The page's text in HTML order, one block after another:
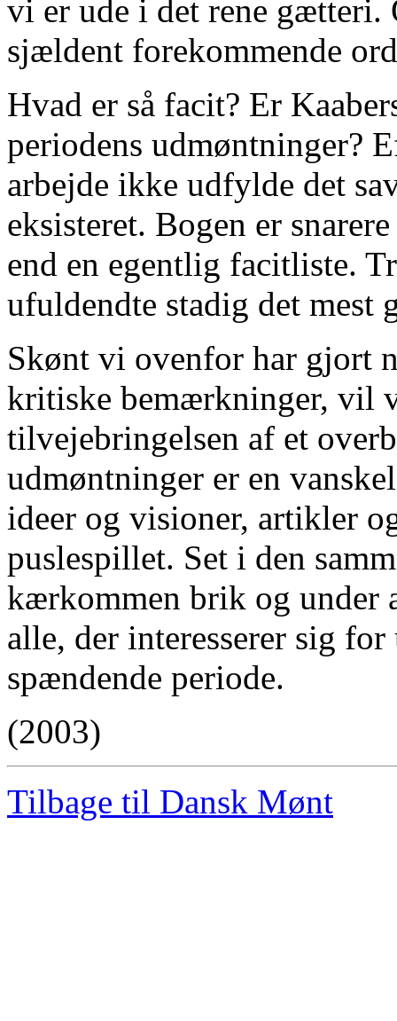
vi er ude i det rene gætteri.
sjældent forekommende
Hvad er så facit? Er
periodens udmøntninger?
arbejde ikke udfylde det
eksisteret. Bogen er
end en egentlig facitliste.
ufuldendte stadig det mest
Skønt vi ovenfor har gjort
kritiske bemærkninger, vil
tilvejebringelsen af et
udmøntninger er en
ideer og visioner, artikler
puslespillet. Set i den
kærkommen brik og under
alle, der interesserer sig
spændende periode.
(2003)
Tilbage til Dansk Mønt